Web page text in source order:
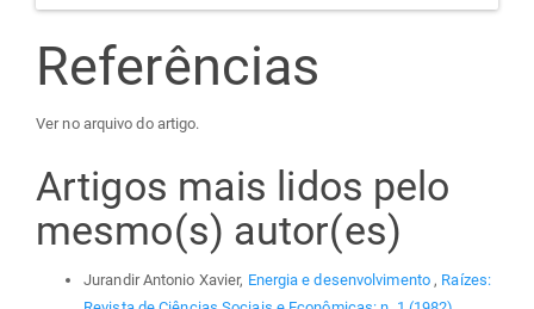
Referências
Ver no arquivo do artigo.
Artigos mais lidos pelo
mesmo(s) autor(es)
Jurandir Antonio Xavier, Energia e desenvolvimento, Raízes: